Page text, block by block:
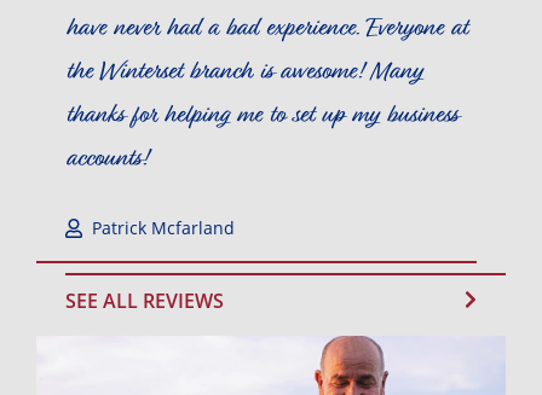
have never had a bad experience. Everyone at
the Winterset branch is awesome! Many
thanks for helping me to set up my business
accounts!
Patrick Mcfarland
SEE ALL REVIEWS